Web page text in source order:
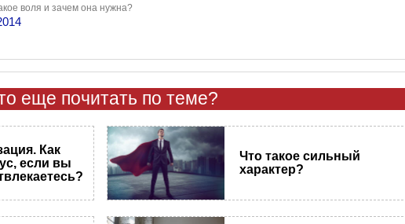
воля и зачем она нужна?
еще почитать по теме?
​Как
если вы
Что такое сильный
характер?